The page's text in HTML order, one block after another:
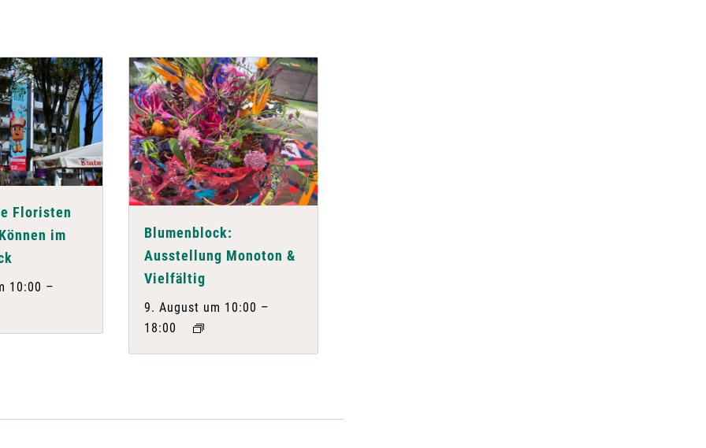
Floristen
im
10:00 –
Blumenblock:
Ausstellung Monoton &
Vielfältig
9. August um 10:00 –
18:00